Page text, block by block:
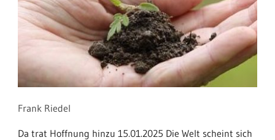
Frank Riedel
Da trat Hoffnung hinzu 15.01.2025 Die Welt scheint sich